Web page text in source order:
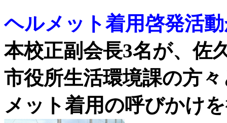
ヘルメット着用啓発活
本校正副会長3名が、佐
市役所生活環境課の方
メット着用の呼びかけ